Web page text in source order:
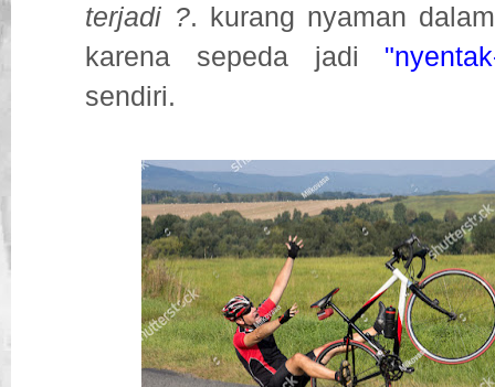
terjadi ?. kurang nyaman
karena sepeda jadi
sendiri.